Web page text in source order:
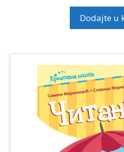
Dodajte u